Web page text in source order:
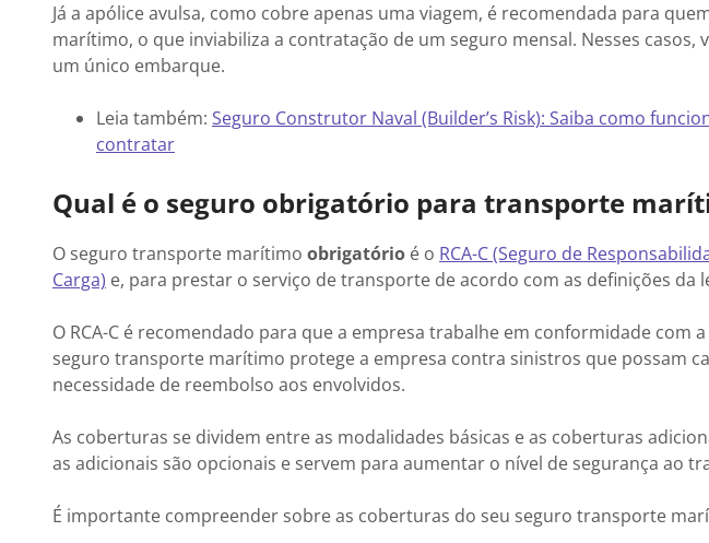
Já a apólice avulsa, como cobre apenas uma viagem, é recomendada para
marítimo, o que inviabiliza a contratação de um seguro mensal. Nesses
um único embarque.
Leia também: Seguro Construtor Naval (Builder’s Risk): Saiba como
contratar
Qual é o seguro obrigatório para transporte
O seguro transporte marítimo obrigatório é o RCA-C (Seguro de
Carga) e, para prestar o serviço de transporte de acordo com as definições
O RCA-C é recomendado para que a empresa trabalhe em conformidade com
seguro transporte marítimo protege a empresa contra sinistros que possam
necessidade de reembolso aos envolvidos.
As coberturas se dividem entre as modalidades básicas e as coberturas
as adicionais são opcionais e servem para aumentar o nível de segurança ao
É importante compreender sobre as coberturas do seu seguro transporte